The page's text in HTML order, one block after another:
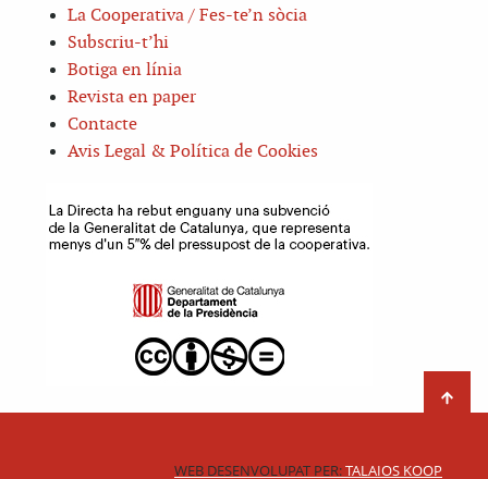
La Cooperativa / Fes-te’n sòcia
Subscriu-t’hi
Botiga en línia
Revista en paper
Contacte
Avis Legal & Política de Cookies
WEB DESENVOLUPAT PER:TALAIOS KOOP